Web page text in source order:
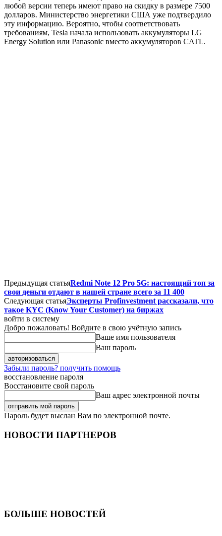
любой версии теперь имеют право на скидку в размере 7500
долларов. Министерство энергетики США уже подтвердило
эту информацию. Вероятно, чтобы соответствовать
требованиям, Tesla начала использовать аккумуляторы LG
Energy Solution или Panasonic вместо аккумуляторов CATL.
Предыдущая статьяRedmi Note 12 Pro 5G: настоящий топ за
свои деньги отдают в нашей стране всего за 11 400
Следующая статьяЭксперты Profinvestment рассказали, что
такое KYC (Know Your Customer) на биржах
войти в систему
Добро пожаловать! Войдите в свою учётную запись
Ваше имя пользователя
Ваш пароль
Забыли пароль? получить помощь
восстановление пароля
Восстановите свой пароль
Ваш адрес электронной почты
Пароль будет выслан Вам по электронной почте.
НОВОСТИ ПАРТНЕРОВ
БОЛЬШЕ НОВОСТЕЙ